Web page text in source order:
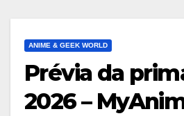
ANIME & GEEK WORLD
Prévia da
2026 –